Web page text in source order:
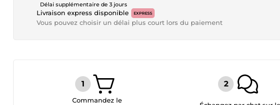
Délai supplémentaire de 3 jours
Livraison express disponible EXPRESS
Vous pouvez choisir un délai plus court lors du paiement
Commandez le